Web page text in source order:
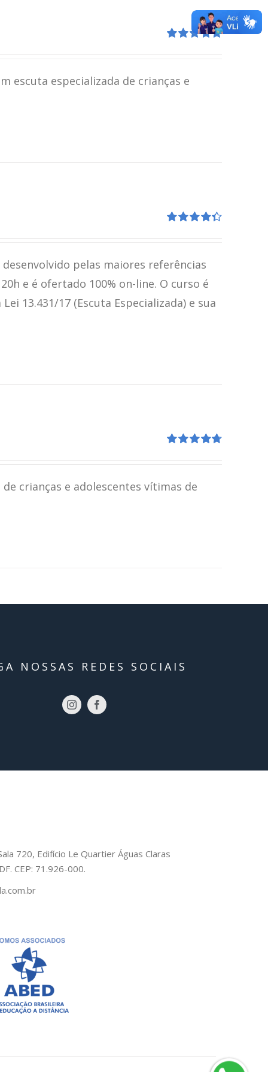
escuta especializada de crianças e
pelas maiores referências
e é ofertado 100% on-line. O curso é
13.431/17 (Escuta Especializada) e sua
crianças e adolescentes vítimas de
NOSSAS REDES SOCIAIS
720, Edifício Le Quartier Águas Claras
CEP: 71.926-000.